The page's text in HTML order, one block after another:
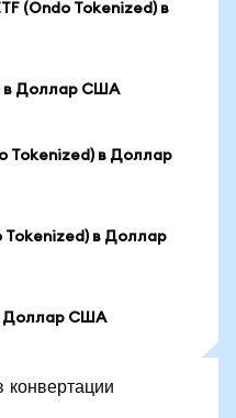
(Ondo Tokenized) в
в Доллар США
Tokenized) в Доллар
Tokenized) в Доллар
Доллар США
конвертации